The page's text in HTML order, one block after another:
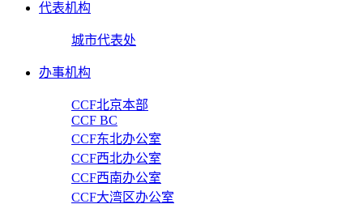
代表机构
城市代表处
办事机构
CCF北京本部
CCF BC
CCF东北办公室
CCF西北办公室
CCF西南办公室
CCF大湾区办公室